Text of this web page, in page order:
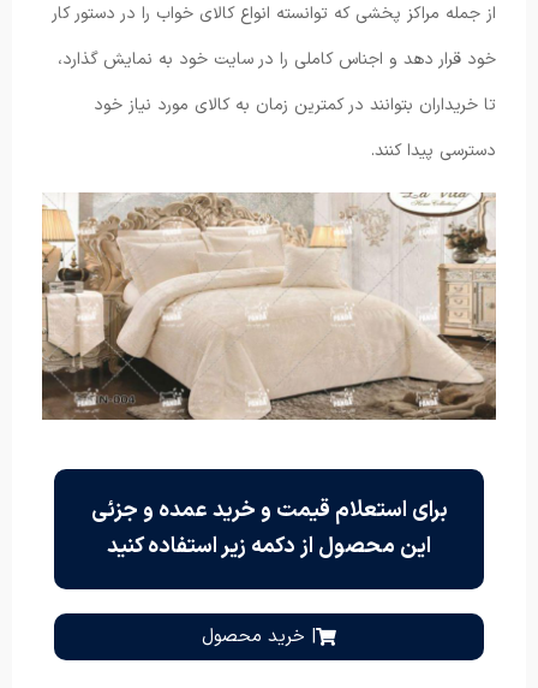
از جمله مراکز پخشی که توانسته انواع کالای خواب را در دستور کار
خود قرار دهد و اجناس کاملی را در سایت خود به نمایش گذارد،
تا خریداران بتوانند در کمترین زمان به کالای مورد نیاز خود
دسترسی پیدا کنند.
برای استعلام قیمت و خرید عمده و جزئی
این محصول از دکمه زیر استفاده کنید
| خرید محصول